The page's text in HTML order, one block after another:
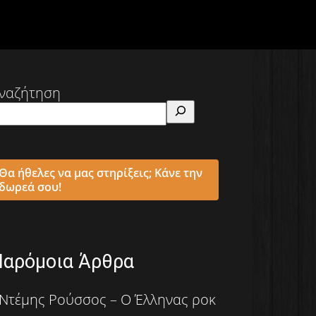
ήθελες να μας στηρίξεις; Κάνε την
σου!
Άρθρα
Ρούσσος – Ο Έλληνας ροκ